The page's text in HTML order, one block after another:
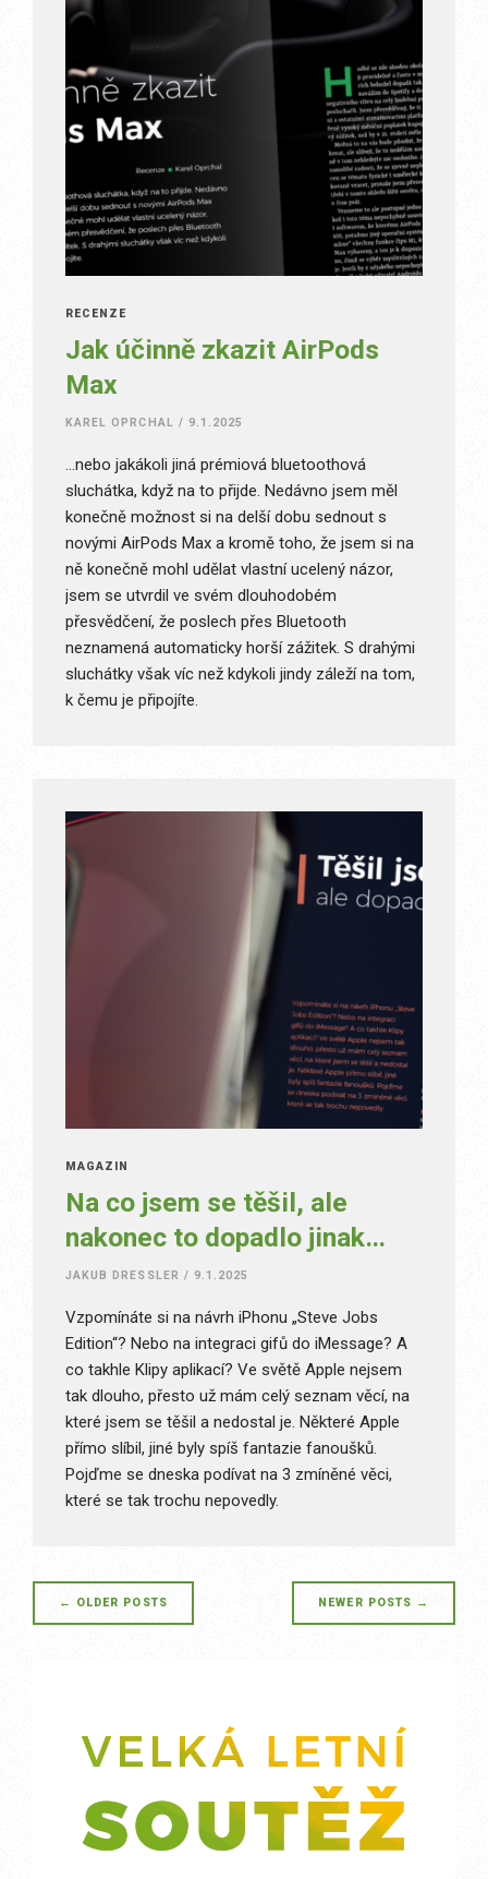
RECENZE
Jak účinně zkazit AirPods
Max
KAREL OPRCHAL / 9.1.2025
…nebo jakákoli jiná prémiová bluetoothová
sluchátka, když na to přijde. Nedávno jsem měl
konečně možnost si na delší dobu sednout s
novými AirPods Max a kromě toho, že jsem si na
ně konečně mohl udělat vlastní ucelený názor,
jsem se utvrdil ve svém dlouhodobém
přesvědčení, že poslech přes Bluetooth
neznamená automaticky horší zážitek. S drahými
sluchátky však víc než kdykoli jindy záleží na tom,
k čemu je připojíte.
MAGAZÍN
Na co jsem se těšil, ale
nakonec to dopadlo jinak…
JAKUB DRESSLER / 9.1.2025
Vzpomínáte si na návrh iPhonu „Steve Jobs
Edition“? Nebo na integraci gifů do iMessage? A
co takhle Klipy aplikací? Ve světě Apple nejsem
tak dlouho, přesto už mám celý seznam věcí, na
které jsem se těšil a nedostal je. Některé Apple
přímo slíbil, jiné byly spíš fantazie fanoušků.
Pojďme se dneska podívat na 3 zmíněné věci,
které se tak trochu nepovedly.
Posts
← OLDER POSTS NEWER POSTS →